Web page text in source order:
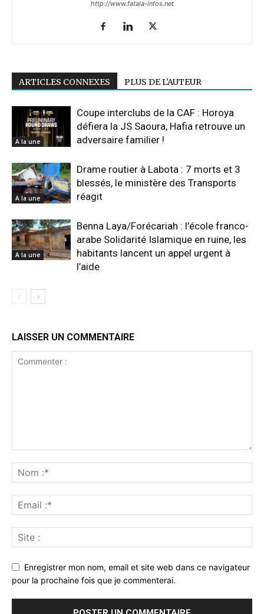
http://www.fatala-infos.net
ARTICLES CONNEXES PLUS DE L'AUTEUR
A la une
Coupe interclubs de la CAF : Horoya
défiera la JS Saoura, Hafia retrouve un
adversaire familier !
A la une
Drame routier à Labota : 7 morts et 3
blessés, le ministère des Transports
réagit
A la une
Benna Laya/Forécariah : l’école franco-
arabe Solidarité Islamique en ruine, les
habitants lancent un appel urgent à
l’aide
LAISSER UN COMMENTAIRE
Enregistrer mon nom, email et site web dans ce navigateur
pour la prochaine fois que je commenterai.